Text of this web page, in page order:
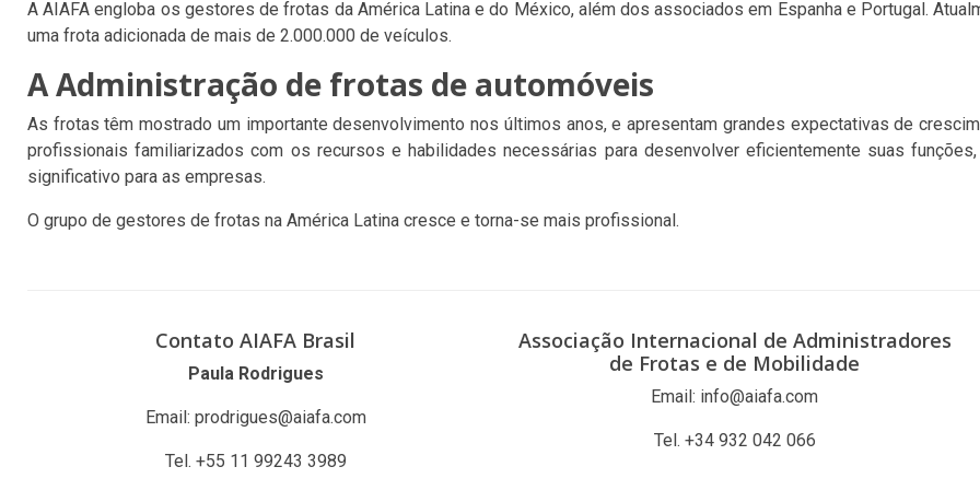
A AIAFA engloba os gestores de frotas da América Latina e do México, além dos associados em Espanha e Portugal.
uma frota adicionada de mais de 2.000.000 de veículos.
A Administração de frotas de automóveis
As frotas têm mostrado um importante desenvolvimento nos últimos anos, e apresentam grandes expectativas de
profissionais familiarizados com os recursos e habilidades necessárias para desenvolver eficientemente suas
significativo para as empresas.
O grupo de gestores de frotas na América Latina cresce e torna-se mais profissional.
Contato AIAFA Brasil
Paula Rodrigues
Email: prodrigues@aiafa.com
Tel. +55 11 99243 3989
Associação Internacional de Administradores
de Frotas e de Mobilidade
Email: info@aiafa.com
Tel. +34 932 042 066